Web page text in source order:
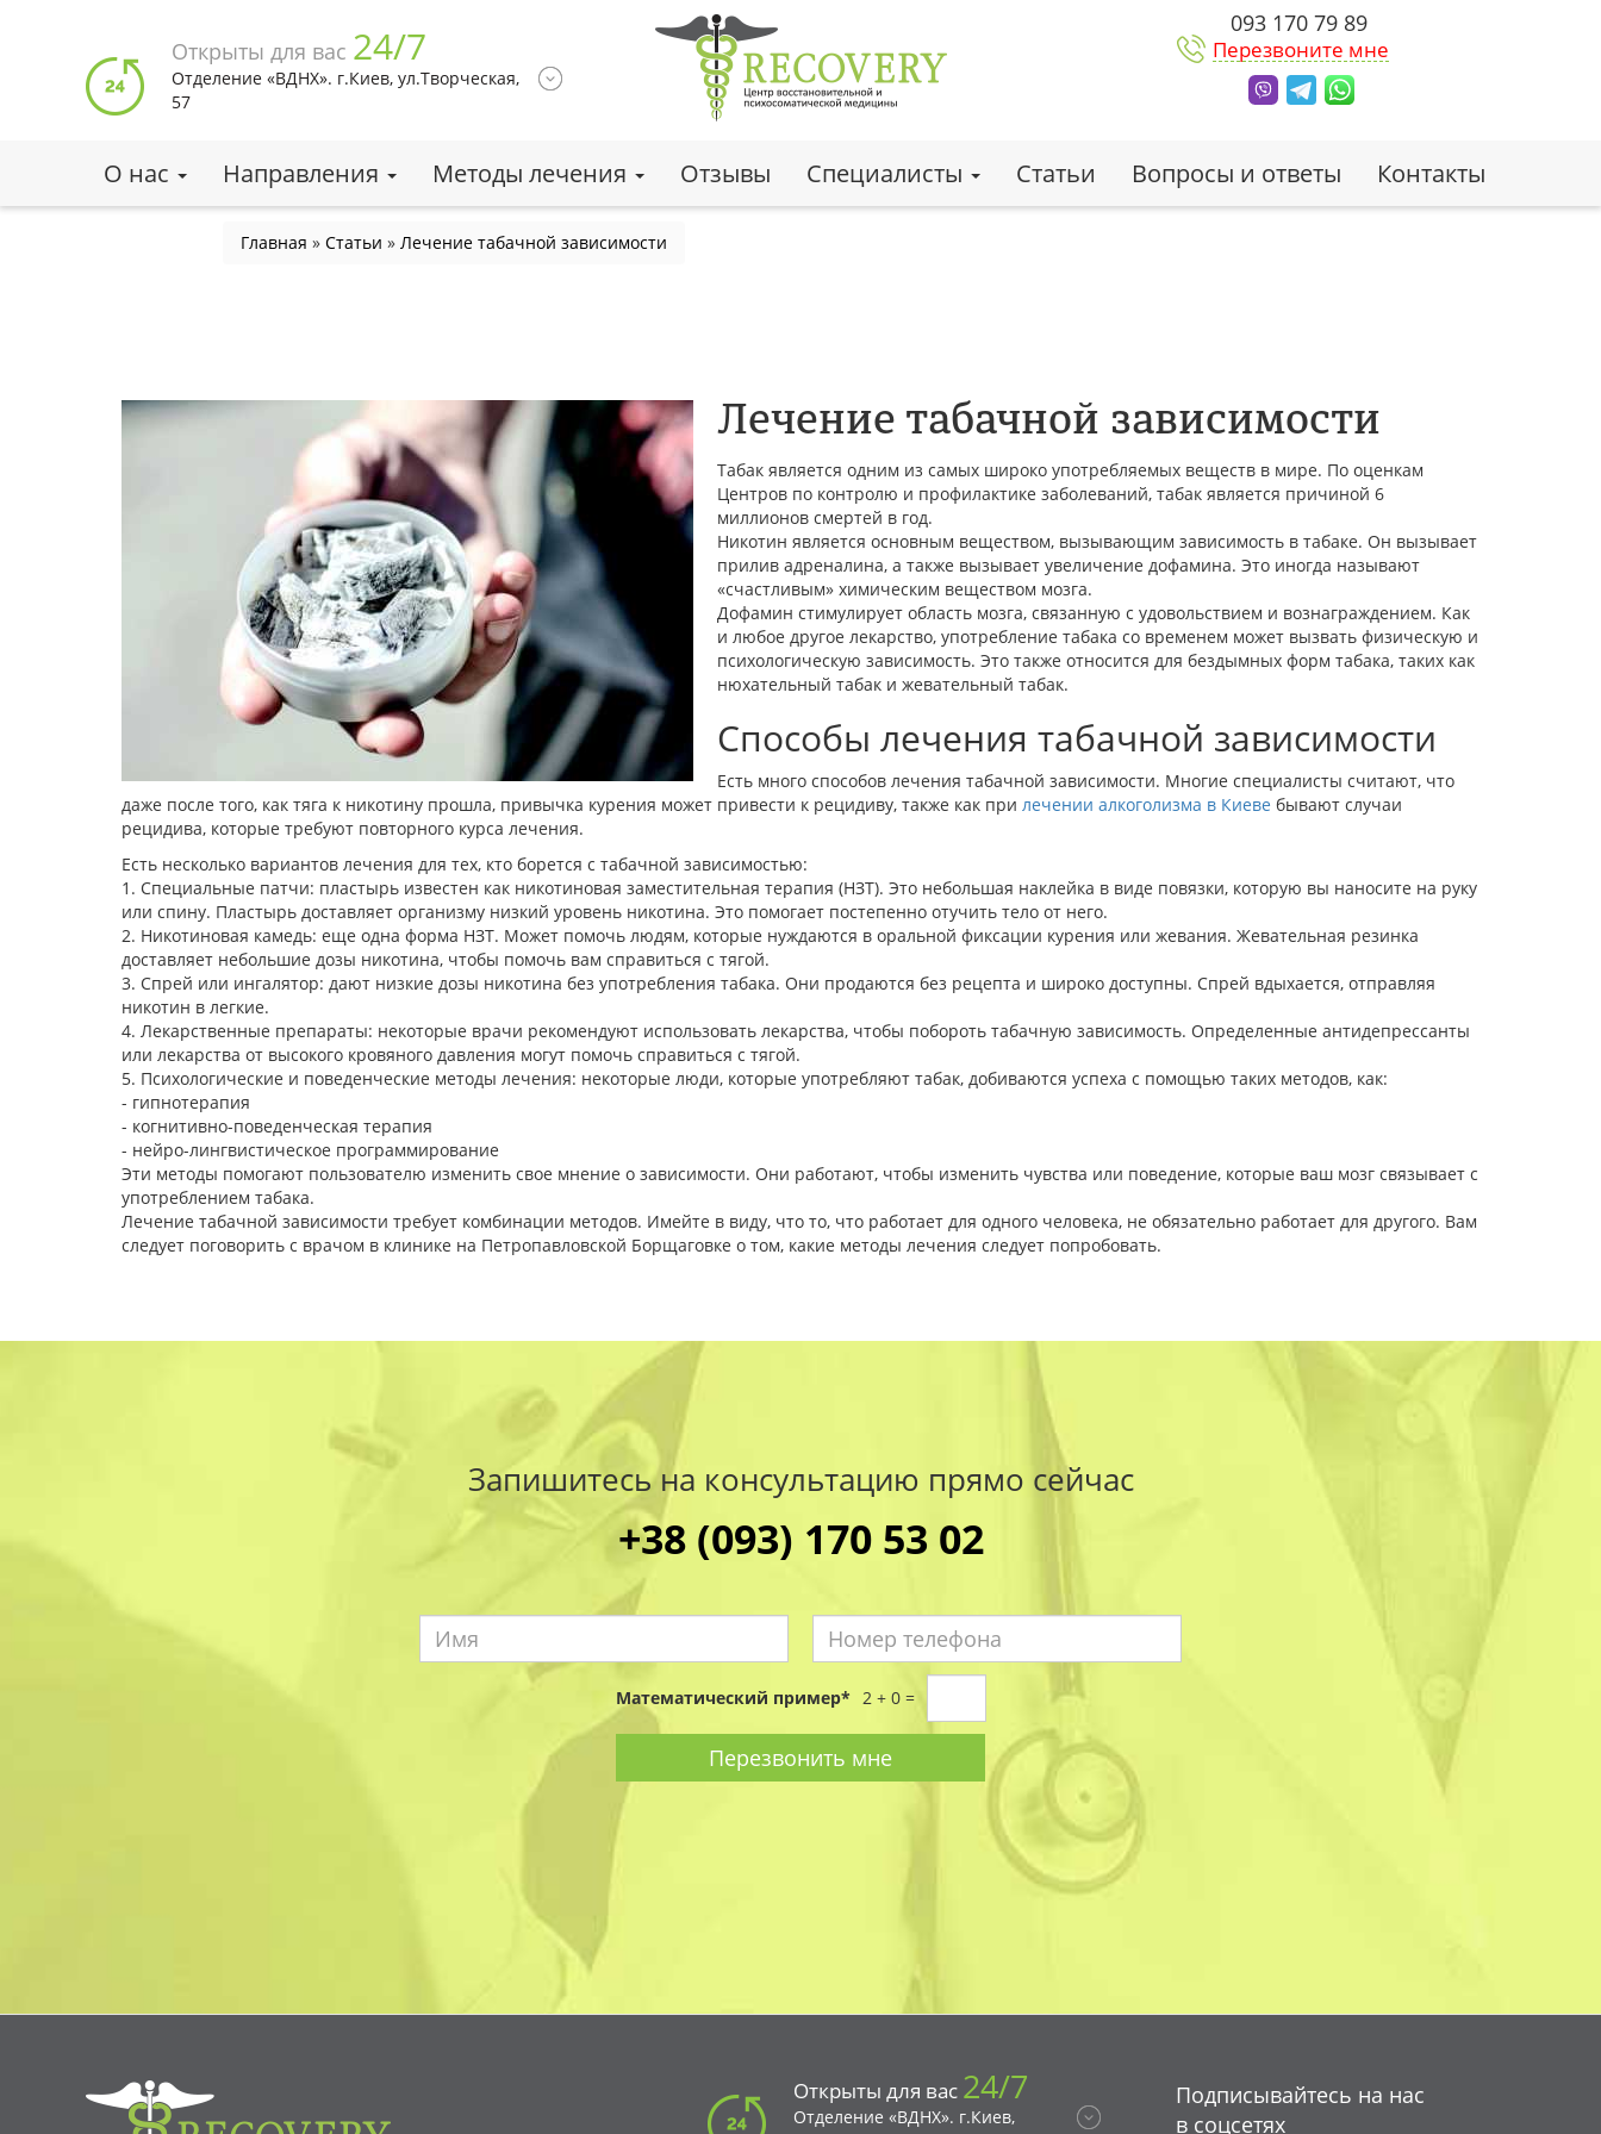
содержанию
Открыты для вас 24/7
Отделение «ВДНХ». г.Киев, ул.Творческая,
57
093 170 79 89
Перезвоните мне
О нас Направления Методы лечения Отзывы Специалисты Статьи Вопросы и ответы Контакты
Вы
Главная » Статьи » Лечение табачной зависимости
Лечение табачной зависимости
Табак является одним из самых широко употребляемых веществ в мире. По оценкам
Центров по контролю и профилактике заболеваний, табак является причиной 6
миллионов смертей в год.
Никотин является основным веществом, вызывающим зависимость в табаке. Он вызывает
прилив адреналина, а также вызывает увеличение дофамина. Это иногда называют
«счастливым» химическим веществом мозга.
Дофамин стимулирует область мозга, связанную с удовольствием и вознаграждением. Как
и любое другое лекарство, употребление табака со временем может вызвать физическую и
психологическую зависимость. Это также относится для бездымных форм табака, таких как
нюхательный табак и жевательный табак.
Способы лечения табачной зависимости
Есть много способов лечения табачной зависимости. Многие специалисты считают, что
даже после того, как тяга к никотину прошла, привычка курения может привести к рецидиву, также как при лечении алкоголизма в Киеве бывают случаи
рецидива, которые требуют повторного курса лечения.
Есть несколько вариантов лечения для тех, кто борется с табачной зависимостью:
1. Специальные патчи: пластырь известен как никотиновая заместительная терапия (НЗТ). Это небольшая наклейка в виде повязки, которую вы наносите на руку
или спину. Пластырь доставляет организму низкий уровень никотина. Это помогает постепенно отучить тело от него.
2. Никотиновая камедь: еще одна форма НЗТ. Может помочь людям, которые нуждаются в оральной фиксации курения или жевания. Жевательная резинка
доставляет небольшие дозы никотина, чтобы помочь вам справиться с тягой.
3. Спрей или ингалятор: дают низкие дозы никотина без употребления табака. Они продаются без рецепта и широко доступны. Спрей вдыхается, отправляя
никотин в легкие.
4. Лекарственные препараты: некоторые врачи рекомендуют использовать лекарства, чтобы побороть табачную зависимость. Определенные антидепрессанты
или лекарства от высокого кровяного давления могут помочь справиться с тягой.
5. Психологические и поведенческие методы лечения: некоторые люди, которые употребляют табак, добиваются успеха с помощью таких методов, как:
- гипнотерапия
- когнитивно-поведенческая терапия
- нейро-лингвистическое программирование
Эти методы помогают пользователю изменить свое мнение о зависимости. Они работают, чтобы изменить чувства или поведение, которые ваш мозг связывает с
употреблением табака.
Лечение табачной зависимости требует комбинации методов. Имейте в виду, что то, что работает для одного человека, не обязательно работает для другого. Вам
следует поговорить с врачом в клинике на Петропавловской Борщаговке о том, какие методы лечения следует попробовать.
Запишитесь на консультацию прямо сейчас
+38 (093) 170 53 02
телефона
Математический пример* 2 + 0 =
Перезвонить мне
Открыты для вас 24/7
Отделение «ВДНХ». г.Киев,
Подписывайтесь на нас
в соцсетях